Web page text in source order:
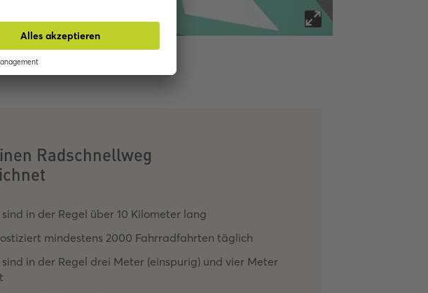
Radschnellwege.
Radschnellweg
in der Regel über 10 Kilometer lang
mindestens 2000 Fahrradfahrten täglich
in der Regel drei Meter (einspurig) und vier Meter